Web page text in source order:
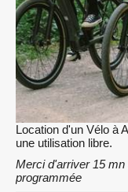
Location d'un Vélo à
une utilisation libre.
Merci d'arriver 15
programmée